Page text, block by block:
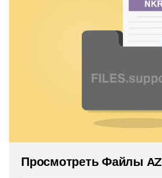
Просмотреть Файлы AZ